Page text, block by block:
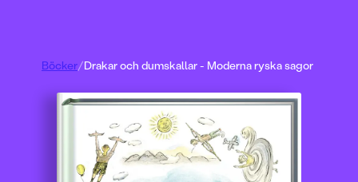
Böcker/Drakar och dumskallar - Moderna ryska sagor